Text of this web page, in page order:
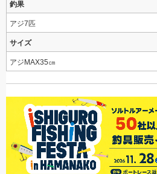
釣果
アジ7匹
サイズ
アジMAX35㎝